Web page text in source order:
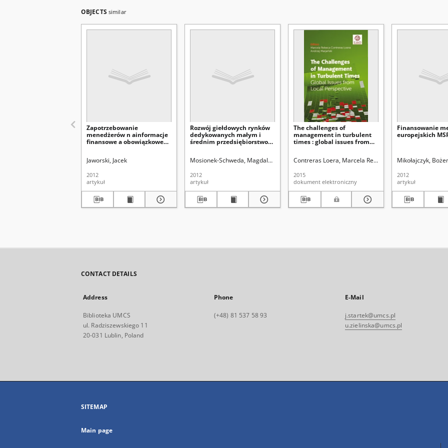
OBJECTS similar
Zapotrzebowanie
menedżerów n ainformacje
finansowe a obowiązkowe
przedsiębiorstw w Polsce
Jaworski, Jacek
2012
artykuł
Rozwój giełdowych rynków
dedykowanych małym i
średnim przedsiębiorstwom
Mosionek-Schweda, Magdalena
2012
artykuł
The challenges of
management in turbulent
times : global issues from
Contreras Loera, Marcela Rebeca. Red. Marjański,
2015
dokument elektroniczny
Finansowanie
europejskich
Mikołajczyk,
2012
artykuł
CONTACT DETAILS
Address
Biblioteka UMCS
ul. Radziszewskiego 11
20-031 Lublin, Poland
Phone
(+48) 81 537 58 93
E-Mail
j.startek@umcs.pl
u.zielinska@umcs.pl
SITEMAP
Main page